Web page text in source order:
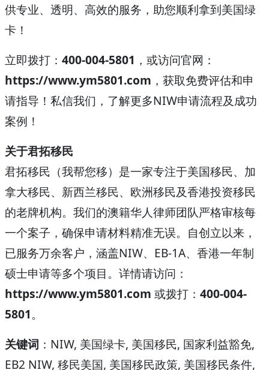
供专业、透明、高效的服务，助您顺利拿到美国绿
卡！
立即拨打： 400-004-5801 ，或访问官网：
https://www.ym5801.com ，获取免费评估和申
请指导！私信我们，了解更多NIW申请流程及成功
案例！
关于君拓移民
君拓移民（我帮您移）是一家专注于美国移民、加
拿大移民、新西兰移民、欧洲移民及香港投资移民
的老牌机构。我们的澳籍华人律师团队严格审核每
一个案子，确保申请材料精准无误。自创立以来，
已服务万余客户，涵盖NIW、EB-1A、香港一年制
硕士申请等多个项目。详情请访问：
https://www.ym5801.com 或拨打： 400-004-
5801。
关键词 ：NIW, 美国绿卡, 美国移民, 国家利益豁免,
EB2 NIW, 移民美国, 美国移民政策, 美国移民条件,